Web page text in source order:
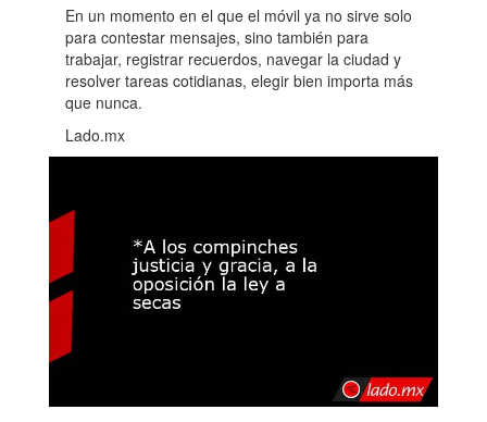
En un momento en el que el móvil ya no sirve solo
para contestar mensajes, sino también para
trabajar, registrar recuerdos, navegar la ciudad y
resolver tareas cotidianas, elegir bien importa más
que nunca.
Lado.mx